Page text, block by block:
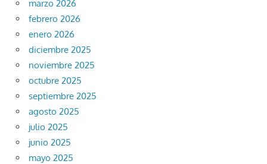
marzo 2026
febrero 2026
enero 2026
diciembre 2025
noviembre 2025
octubre 2025
septiembre 2025
agosto 2025
julio 2025
junio 2025
mayo 2025